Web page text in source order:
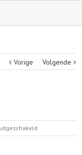
Vorige Volgende
Vimeo